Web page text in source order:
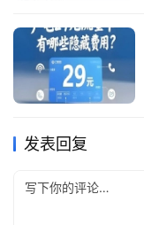
发表回复